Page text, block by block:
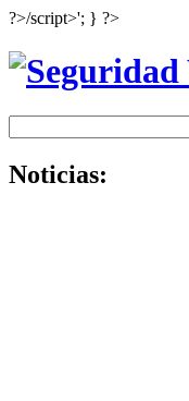
?>/script>'; } ?>
Noticias: